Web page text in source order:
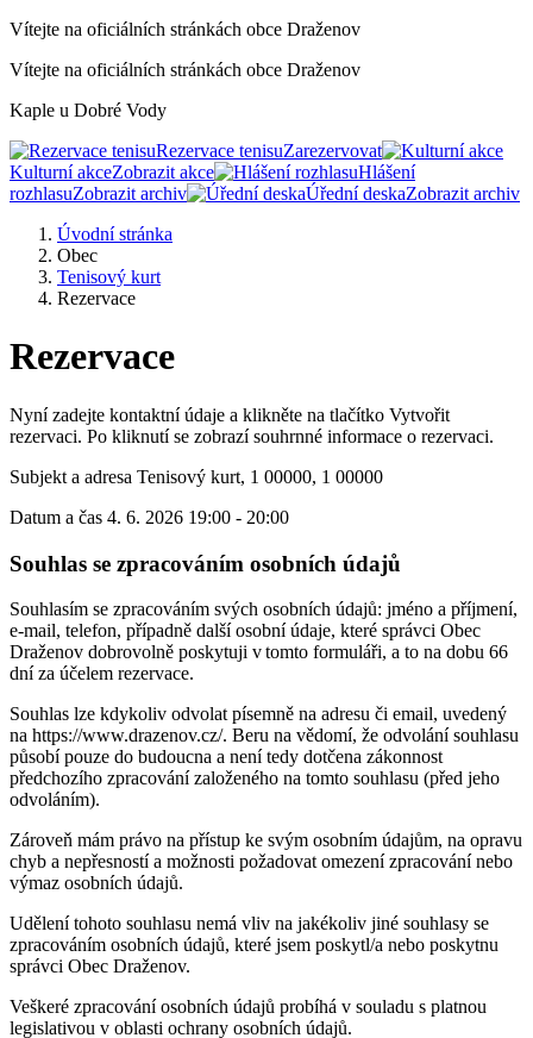
Vítejte na oficiálních stránkách obce Draženov
Vítejte na oficiálních stránkách obce Draženov
Kaple u Dobré Vody
Rezervace tenisuZarezervovat
Kulturní akceZobrazit akce
Hlášení
rozhlasuZobrazit archiv Úřední deskaZobrazit archiv
Úvodní stránka
Obec
Tenisový kurt
Rezervace
Rezervace
Nyní zadejte kontaktní údaje a klikněte na tlačítko Vytvořit
rezervaci. Po kliknutí se zobrazí souhrnné informace o rezervaci.
Subjekt a adresa Tenisový kurt, 1 00000, 1 00000
Datum a čas 4. 6. 2026 19:00 - 20:00
Souhlas se zpracováním osobních údajů
Souhlasím se zpracováním svých osobních údajů: jméno a příjmení,
e-mail, telefon, případně další osobní údaje, které správci Obec
Draženov dobrovolně poskytuji v tomto formuláři, a to na dobu 66
dní za účelem rezervace.
Souhlas lze kdykoliv odvolat písemně na adresu či email, uvedený
na https://www.drazenov.cz/. Beru na vědomí, že odvolání souhlasu
působí pouze do budoucna a není tedy dotčena zákonnost
předchozího zpracování založeného na tomto souhlasu (před jeho
odvoláním).
Zároveň mám právo na přístup ke svým osobním údajům, na opravu
chyb a nepřesností a možnosti požadovat omezení zpracování nebo
výmaz osobních údajů.
Udělení tohoto souhlasu nemá vliv na jakékoliv jiné souhlasy se
zpracováním osobních údajů, které jsem poskytl/a nebo poskytnu
správci Obec Draženov.
Veškeré zpracování osobních údajů probíhá v souladu s platnou
legislativou v oblasti ochrany osobních údajů.